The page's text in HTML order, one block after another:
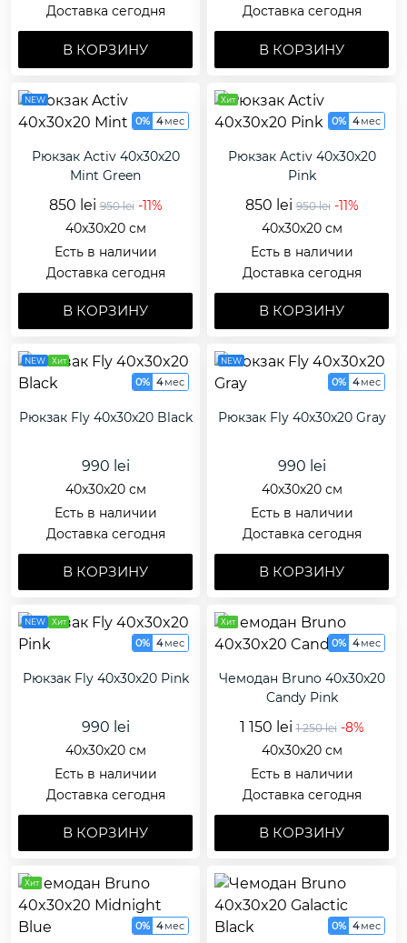
Доставка сегодня
В КОРЗИНУ
Доставка сегодня
В КОРЗИНУ
NEW
0% 4 мес
Рюкзак Activ 40x30x20
Mint Green
850 lei 950 lei -11%
40x30x20 см
Есть в наличии
Доставка сегодня
В КОРЗИНУ
Хит
0% 4 мес
Рюкзак Activ 40x30x20
Pink
850 lei 950 lei -11%
40x30x20 см
Есть в наличии
Доставка сегодня
В КОРЗИНУ
NEW Хит
0% 4 мес
Рюкзак Fly 40x30x20 Black
990 lei
40x30x20 см
Есть в наличии
Доставка сегодня
В КОРЗИНУ
NEW
0% 4 мес
Рюкзак Fly 40x30x20 Gray
990 lei
40x30x20 см
Есть в наличии
Доставка сегодня
В КОРЗИНУ
NEW Хит
0% 4 мес
Рюкзак Fly 40x30x20 Pink
990 lei
40x30x20 см
Есть в наличии
Доставка сегодня
В КОРЗИНУ
Хит
0% 4 мес
Чемодан Bruno 40x30x20
Candy Pink
1 150 lei 1 250 lei -8%
40x30x20 см
Есть в наличии
Доставка сегодня
В КОРЗИНУ
Хит
0% 4 мес 0% 4 мес